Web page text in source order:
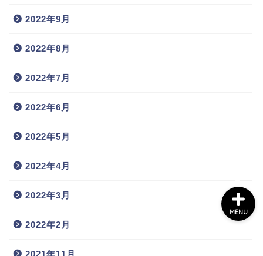
2022年9月
2022年8月
2022年7月
2022年6月
2022年5月
2022年4月
2022年3月
2022年2月
2021年11月
MENU